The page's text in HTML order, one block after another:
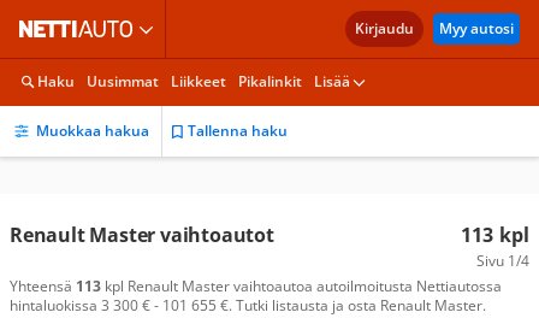
Kirjaudu Myy autosi
Haku Uusimmat Liikkeet Pikalinkit Lisää
Muokkaa hakua Tallenna haku
113 kpl
Sivu 1/4
Renault Master vaihtoautot
Yhteensä 113 kpl Renault Master vaihtoautoa autoilmoitusta Nettiautossa
hintaluokissa 3 300 € - 101 655 €. Tutki listausta ja osta Renault Master.